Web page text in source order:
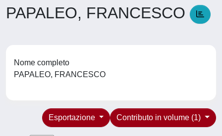
PAPALEO, FRANCESCO
Nome completo
PAPALEO, FRANCESCO
Contributo in volume (1)
Esportazione